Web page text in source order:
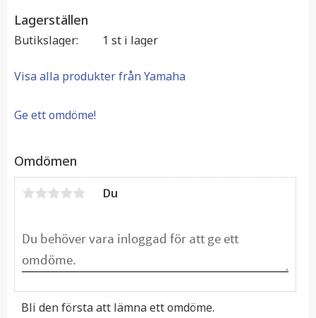
Lagerställen
Butikslager 1 st i lager
Visa alla produkter från Yamaha
Ge ett omdöme!
Omdömen
Du
Bli den första att lämna ett omdöme.